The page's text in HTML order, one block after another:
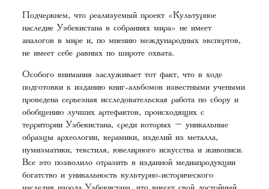
Подчеркнем, что реализуемый проект «Культурное
наследие Узбекистана в собраниях мира» не имеет
аналогов в мире и, по мнению международных экспертов,
не имеет себе равных по широте охвата.
Особого внимания заслуживает тот факт, что в ходе
подготовки к изданию книг-альбомов известными учеными
проведена серьезная исследовательская работа по сбору и
обобщению лучших артефактов, происходящих с
территории Узбекистана, среди которых – уникальные
образцы археологии, керамики, изделий из металла,
нумизматики, текстиля, ювелирного искусства и живописи.
Все это позволило отразить в изданной медиапродукции
богатство и уникальность культурно-исторического